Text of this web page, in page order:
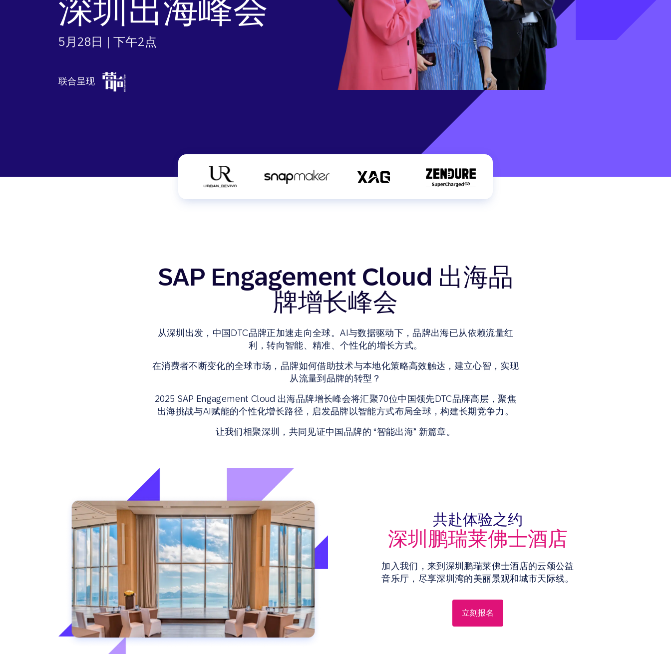
Email Digital Ads SMS Mobile Wallet
Direct Mail In-Store
Contact
Center
Engage with SAP Product Release Holiday Season
深圳出海峰会
5月28日 | 下午2点
联合呈现
SAP Engagement Cloud 出海品
牌增长峰会
从深圳出发，中国DTC品牌正加速走向全球。AI与数据驱动下，品牌出海已从依赖流量红
利，转向智能、精准、个性化的增长方式。
在消费者不断变化的全球市场，品牌如何借助技术与本地化策略高效触达，建立心智，实现
从流量到品牌的转型？
2025 SAP Engagement Cloud 出海品牌增长峰会将汇聚70位中国领先DTC品牌高层，聚焦
出海挑战与AI赋能的个性化增长路径，启发品牌以智能方式布局全球，构建长期竞争力。
让我们相聚深圳，共同见证中国品牌的 “智能出海” 新篇章。
共赴体验之约
深圳鹏瑞莱佛士酒店
加入我们，来到深圳鹏瑞莱佛士酒店的云颂公益
音乐厅，尽享深圳湾的美丽景观和城市天际线。
立刻报名